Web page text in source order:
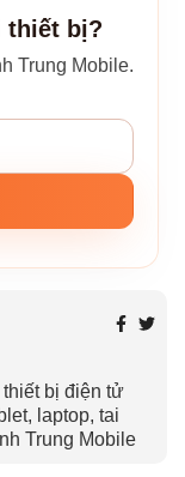
thiết bị?
Trung Mobile.
bị điện tử
laptop, tai
Trung Mobile